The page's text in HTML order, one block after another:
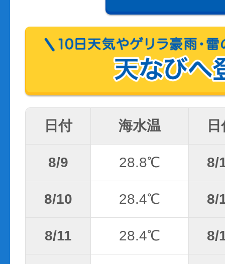
日付 海水温
8/9 28.8℃ 8/
8/10 28.4℃ 8/
8/11 28.4℃ 8/